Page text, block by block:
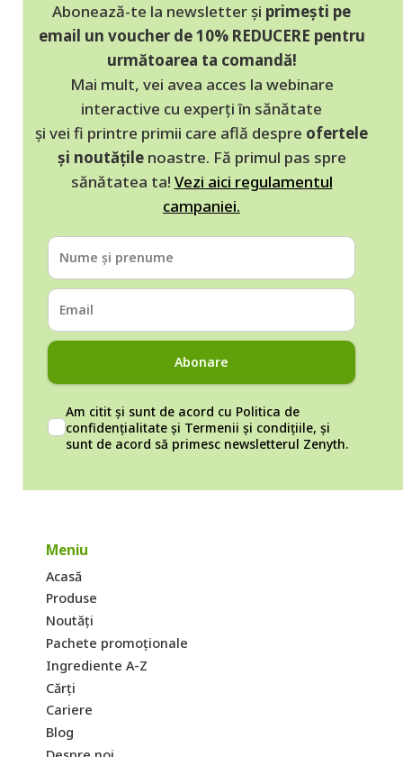
Abonează-te la newsletter și primești pe
email un voucher de 10% REDUCERE pentru
următoarea ta comandă!
Mai mult, vei avea acces la webinare
interactive cu experți în sănătate
și vei fi printre primii care află despre ofertele
și noutățilenoastre. Fă primul pas spre
sănătatea ta! Vezi aici regulamentul
campaniei.
Abonare
Am citit și sunt de acord cu Politica de
confidențialitate și Termenii și condițiile, și
sunt de acord să primesc newsletterul Zenyth.
Meniu
Acasă
Produse
Noutăți
Pachete promoționale
Ingrediente A-Z
Cărți
Cariere
Blog